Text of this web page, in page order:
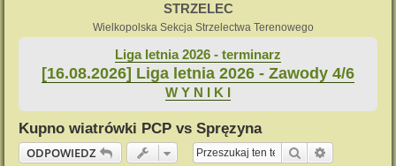
STRZELEC
Wielkopolska Sekcja Strzelectwa Terenowego
Liga letnia 2026 - terminarz
[16.08.2026] Liga letnia 2026 - Zawody 4/6
W Y N I K I
Kupno wiatrówki PCP vs Spręzyna
ODPOWIEDZ
Szukaj